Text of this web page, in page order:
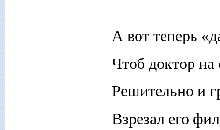
А вот теперь
Чтоб доктор на
Решительно и
Взрезал его